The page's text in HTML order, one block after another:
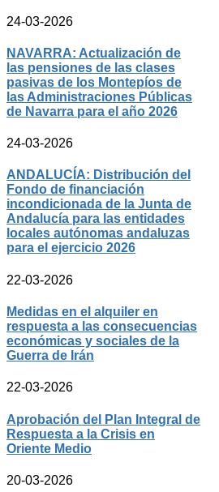
24-03-2026
NAVARRA: Actualización de
las pensiones de las clases
pasivas de los Montepíos de
las Administraciones Públicas
de Navarra para el año 2026
24-03-2026
ANDALUCÍA: Distribución del
Fondo de financiación
incondicionada de la Junta de
Andalucía para las entidades
locales autónomas andaluzas
para el ejercicio 2026
22-03-2026
Medidas en el alquiler en
respuesta a las consecuencias
económicas y sociales de la
Guerra de Irán
22-03-2026
Aprobación del Plan Integral de
Respuesta a la Crisis en
Oriente Medio
20-03-2026